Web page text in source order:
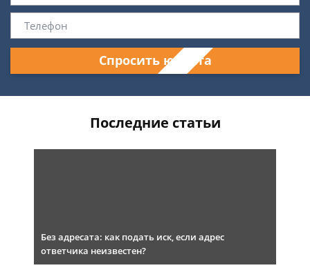
Спросить юриста
Последние статьи
Без адресата: как подать иск, если адрес
ответчика неизвестен?